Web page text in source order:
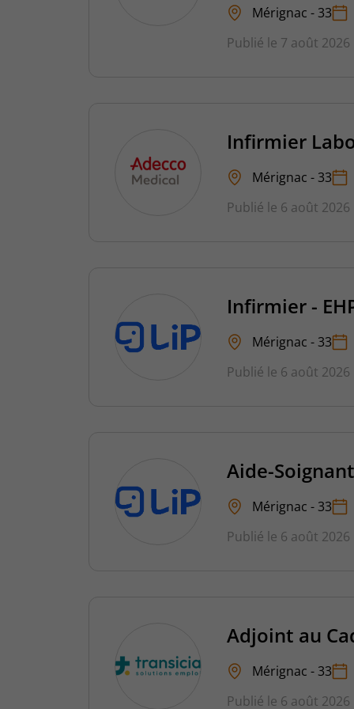
Mérignac - 33
Publié le 7 août 2026
Infirmier
Mérignac - 33
Publié le 6 août 2026
Infirmier -
Mérignac - 33
Publié le 6 août 2026
Aide-
Mérignac - 33
Publié le 6 août 2026
Adjoint au
Mérignac - 33
Publié le 6 août 2026